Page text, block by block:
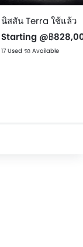
นิสสัน Terra ใช้แล้ว
Starting @฿
17 Used รถ Available